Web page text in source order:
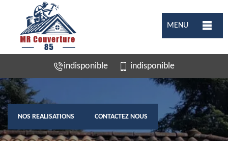
MENU
indisponible indisponible
NOS REALISATIONS CONTACTEZ NOUS